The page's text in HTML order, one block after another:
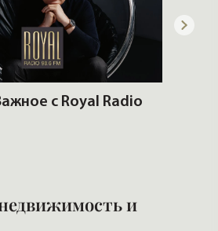
с Royal Radio
и